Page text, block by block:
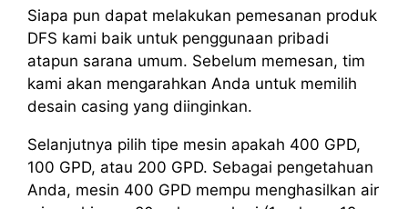
Siapa pun dapat melakukan pemesanan produk
DFS kami baik untuk penggunaan pribadi
atapun sarana umum. Sebelum memesan, tim
kami akan mengarahkan Anda untuk memilih
desain casing yang diinginkan.
Selanjutnya pilih tipe mesin apakah 400 GPD,
100 GPD, atau 200 GPD. Sebagai pengetahuan
Anda, mesin 400 GPD mempu menghasilkan air